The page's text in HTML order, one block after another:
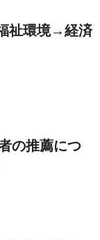
祉環境→経済
の推薦につ